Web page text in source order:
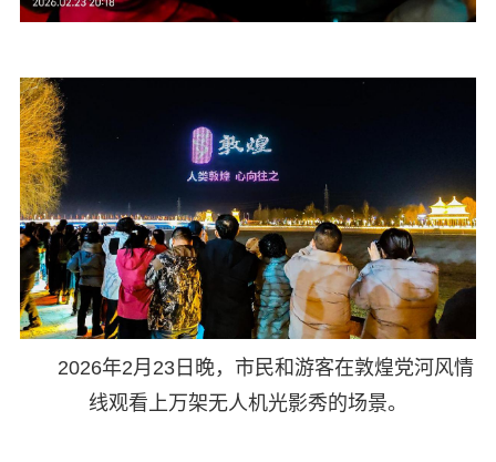
2026年2月23日晚，市民和游客在敦煌党河风情
线观看上万架无人机光影秀的场景。